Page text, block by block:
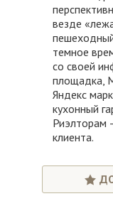
везде
темное
со своей
площадка,
Яндекс
кухонный
Риэлторам
клиента.